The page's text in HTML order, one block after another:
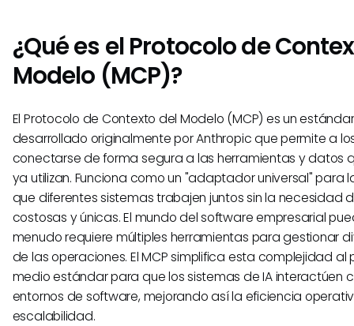
¿Qué es el Protocolo de
Modelo (MCP)?
El Protocolo de Contexto del Modelo (MCP) es un
desarrollado originalmente por Anthropic que permite a
conectarse de forma segura a las herramientas y datos
ya utilizan. Funciona como un "adaptador universal" para
que diferentes sistemas trabajen juntos sin la necesidad
costosas y únicas. El mundo del software empresarial
menudo requiere múltiples herramientas para gestionar
de las operaciones. El MCP simplifica esta complejidad al
medio estándar para que los sistemas de IA interactúen
entornos de software, mejorando así la eficiencia
escalabilidad.